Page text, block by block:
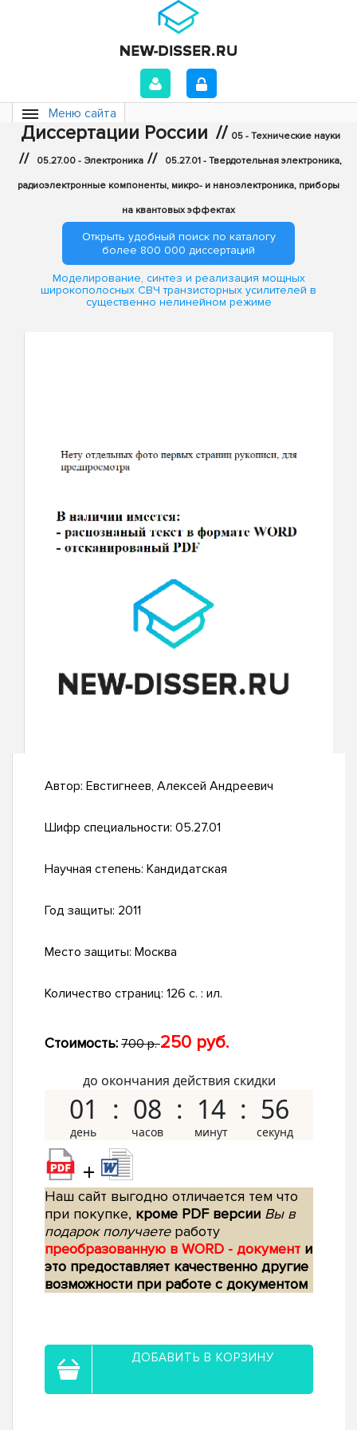
Меню сайта
Диссертации России // 05 - Технические науки
// 05.27.00 - Электроника // 05.27.01 - Твердотельная электроника,
радиоэлектронные компоненты, микро- и наноэлектроника, приборы
на квантовых эффектах
Открыть удобный поиск по каталогу
более 800 000 диссертаций
Моделирование, синтез и реализация мощных
широкополосных СВЧ транзисторных усилителей в
существенно нелинейном режиме
Автор: Евстигнеев, Алексей Андреевич
Шифр специальности: 05.27.01
Научная степень: Кандидатская
Год защиты: 2011
Место защиты: Москва
Количество страниц: 126 с. : ил.
Стоимость: 700 р.250 руб.
до окончания действия скидки
01 08 14 55
+
Наш сайт выгодно отличается тем что
при покупке, кроме PDF версии Вы в
подарок получаетеработу
преобразованную в WORD - документ и
это предоставляет качественно другие
возможности при работе с документом
ДОБАВИТЬ В КОРЗИНУ